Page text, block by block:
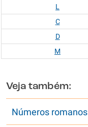
L
C
D
M
Veja também:
Números romanos